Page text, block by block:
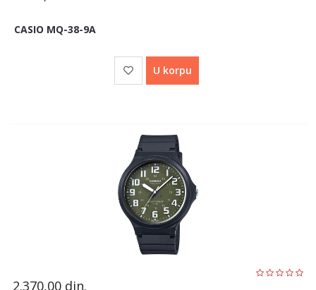
CASIO MQ-38-9A
U korpu
2.370,00 din.